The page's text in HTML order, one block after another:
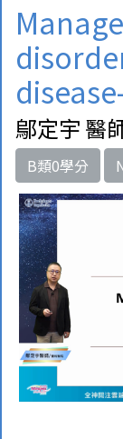
鄔定宇 醫
B類0學分